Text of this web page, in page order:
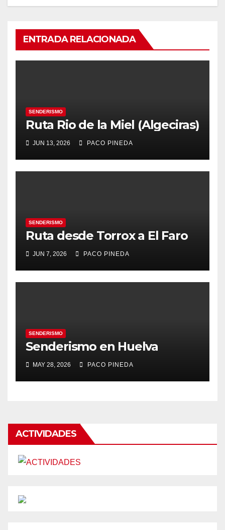
ENTRADA RELACIONADA
SENDERISMO
Ruta Rio de la Miel (Algeciras)
JUN 13, 2026 PACO PINEDA
SENDERISMO
Ruta desde Torrox a El Faro
JUN 7, 2026 PACO PINEDA
SENDERISMO
Senderismo en Huelva
MAY 28, 2026 PACO PINEDA
ACTIVIDADES